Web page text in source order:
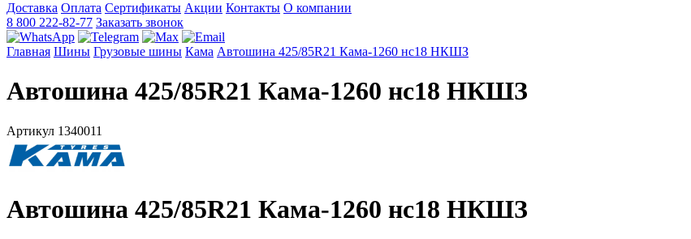
Доставка Оплата Сертификаты Акции Контакты О компании
8 800 222-82-77 Заказать звонок
Главная Шины Грузовые шины Кама Автошина 425/85R21 Кама-1260 нс18 НКШЗ
Автошина 425/85R21 Кама-1260 нс18 НКШЗ
Артикул 1340011
Автошина 425/85R21 Кама-1260 нс18 НКШЗ